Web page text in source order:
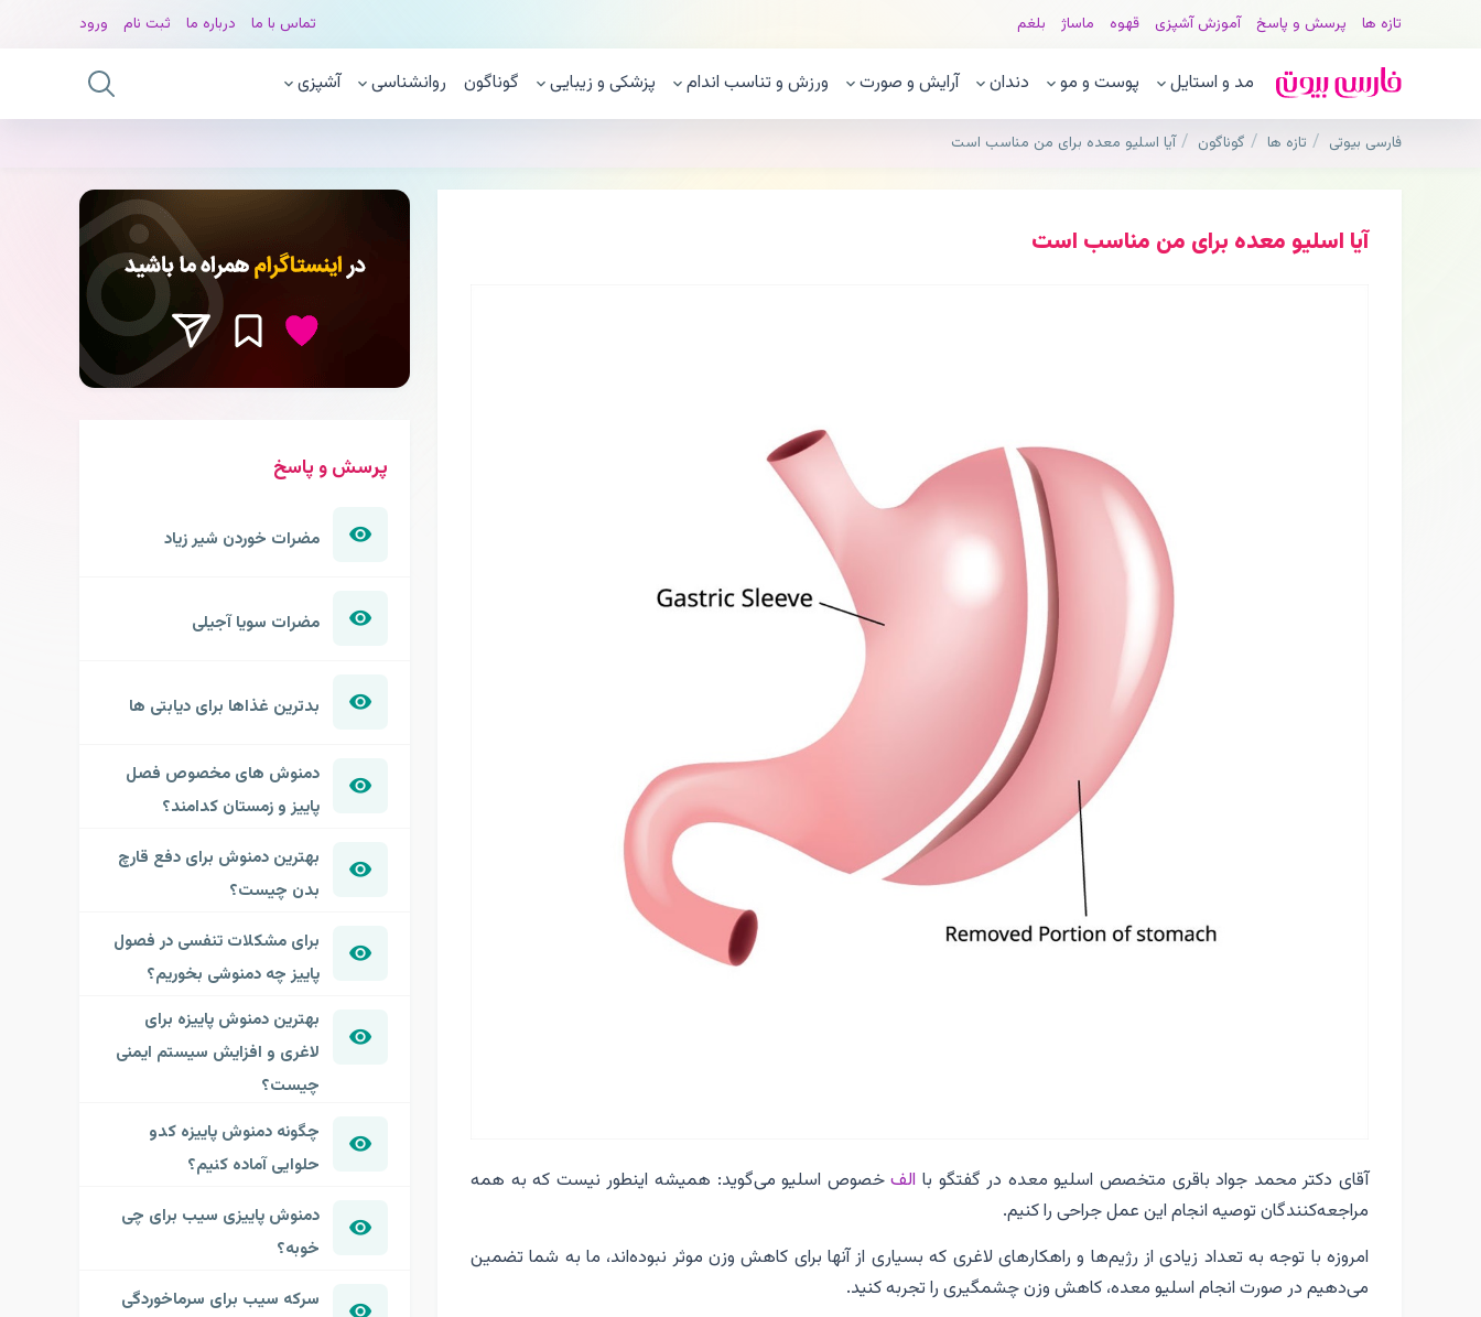
تازه ها پرسش و پاسخ آموزش آشپزی قهوه ماساژ بلغم تماس با ما درباره ما ثبت نام ورود
مد و استایل پوست و مو دندان آرایش و صورت ورزش و تناسب اندام پزشکی و زیبایی گوناگون روانشناسی آشپزی
فارسی بیوتی تازه ها گوناگون آیا اسلیو معده برای من مناسب است
آیا اسلیو معده برای من مناسب است
آقای دکتر محمد جواد باقری متخصص اسلیو معده در گفتگو با الفخصوص اسلیو می‌گوید: همیشه اینطور نیست که به همه
مراجعه‌کنندگان توصیه انجام این عمل جراحی را کنیم.
امروزه با توجه به تعداد زیادی از رژیم‌ها و راهکارهای لاغری که بسیاری از آنها برای کاهش وزن موثر نبوده‌اند، ما به شما تضمین
می‌دهیم در صورت انجام اسلیو معده، کاهش وزن چشمگیری را تجربه کنید.
پرسش و پاسخ
مضرات خوردن شیر زیاد
مضرات سویا آجیلی
بدترین غذاها برای دیابتی ها
دمنوش های مخصوص فصل
پاییز و زمستان کدامند؟
بهترین دمنوش برای دفع قارچ
بدن چیست؟
برای مشکلات تنفسی در فصول
پاییز چه دمنوشی بخوریم؟
بهترین دمنوش پاییزه برای
لاغری و افزایش سیستم ایمنی
چیست؟
چگونه دمنوش پاییزه کدو
حلوایی آماده کنیم؟
دمنوش پاییزی سیب برای چی
خوبه؟
سرکه سیب برای سرماخوردگی